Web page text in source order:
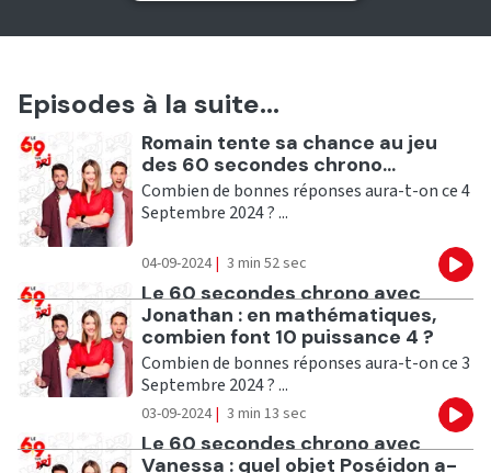
Episodes à la suite...
Ecouter
Romain tente sa chance au jeu
des 60 secondes chrono...
Combien de bonnes réponses aura-t-on ce 4
Septembre 2024 ? ...
04-09-2024 | 3 min 52 sec
Ecouter
Le 60 secondes chrono avec
Jonathan : en mathématiques,
combien font 10 puissance 4 ?
Combien de bonnes réponses aura-t-on ce 3
Septembre 2024 ? ...
03-09-2024 | 3 min 13 sec
Ecouter
Le 60 secondes chrono avec
Vanessa : quel objet Poséidon a-